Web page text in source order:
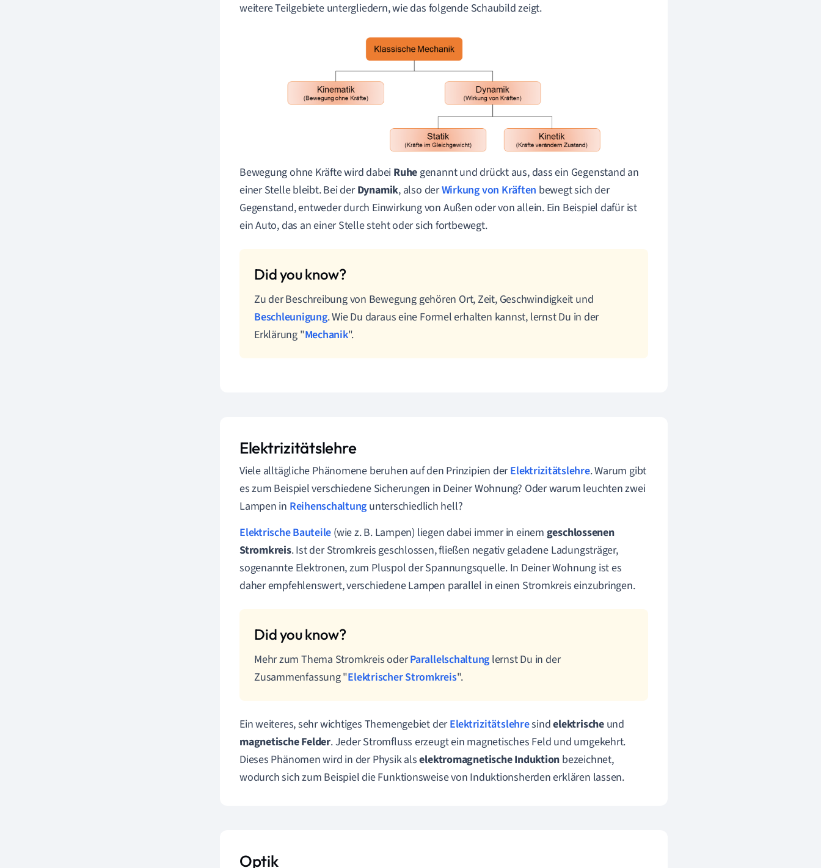
weitere Teilgebiete untergliedern, wie das folgende Schaubild zeigt.
Bewegung ohne Kräfte wird dabei Ruhe genannt und drückt aus, dass ein Gegenstand an
einer Stelle bleibt. Bei derDynamik, also derWirkung von Kräften bewegt sich der
Gegenstand, entweder durch Einwirkung von Außen oder von allein. Ein Beispiel dafür ist
ein Auto, das an einer Stelle steht oder sich fortbewegt.
Zu der Beschreibung von Bewegung gehören Ort, Zeit, Geschwindigkeit und
Beschleunigung. Wie Du daraus eine Formel erhalten kannst, lernst Du in der
Erklärung "Mechanik".
Elektrizitätslehre
Viele alltägliche Phänomene beruhen auf den Prinzipien derElektrizitätslehre. Warum gibt
es zum Beispiel verschiedene Sicherungen in Deiner Wohnung? Oder warum leuchten zwei
Lampen in Reihenschaltung unterschiedlich hell?
Elektrische Bauteile (wie z. B. Lampen) liegen dabei immer in einem geschlossenen
Stromkreis. Ist der Stromkreis geschlossen, fließen negativ geladene Ladungsträger,
sogenannte Elektronen, zum Pluspol der Spannungsquelle. In Deiner Wohnung ist es
daher empfehlenswert, verschiedene Lampen parallel in einen Stromkreis einzubringen.
Mehr zum Thema Stromkreis oderParallelschaltung lernst Du in der
Zusammenfassung "Elektrischer Stromkreis".
Ein weiteres, sehr wichtiges Themengebiet derElektrizitätslehresindelektrische und
magnetischeFelder. Jeder Stromfluss erzeugt ein magnetisches Feld und umgekehrt.
Dieses Phänomen wird in der Physik alselektromagnetischeInduktion bezeichnet,
wodurch sich zum Beispiel die Funktionsweise von Induktionsherden erklären lassen.
Optik